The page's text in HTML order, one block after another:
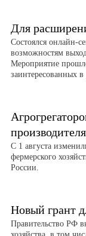
Для
Состоялся онлайн-
возможностям
Мероприятие
заинтересованных
С 1 августа
фермерского
России.
Новый грант
Правительство РФ